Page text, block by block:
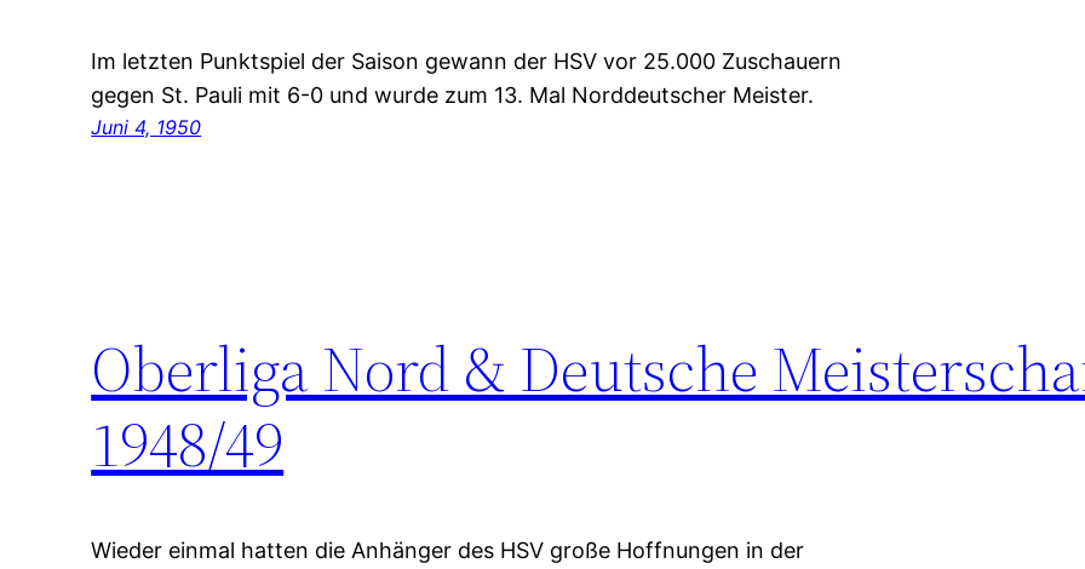
Im letzten Punktspiel der Saison gewann der HSV vor 25.000 Zuschauern
gegen St. Pauli mit 6-0 und wurde zum 13. Mal Norddeutscher Meister.
Juni 4, 1950
Oberliga Nord & Deutsche
1948/49
Wieder einmal hatten die Anhänger des HSV große Hoffnungen in der